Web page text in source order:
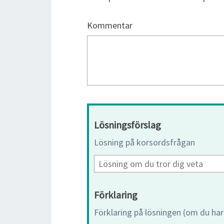
Kommentar
Lösningsförslag
Lösning på korsordsfrågan
Förklaring
Förklaring på lösningen (om du